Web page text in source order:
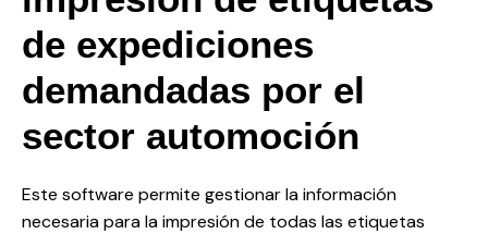
de expediciones
demandadas por el
sector automoción
Este software permite gestionar la información
necesaria para la impresión de todas las etiquetas